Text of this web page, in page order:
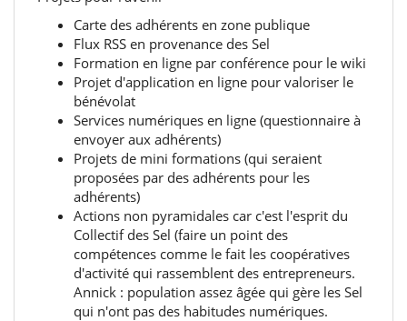
Carte des adhérents en zone publique
Flux RSS en provenance des Sel
Formation en ligne par conférence pour le wiki
Projet d'application en ligne pour valoriser le
bénévolat
Services numériques en ligne (questionnaire à
envoyer aux adhérents)
Projets de mini formations (qui seraient
proposées par des adhérents pour les
adhérents)
Actions non pyramidales car c'est l'esprit du
Collectif des Sel (faire un point des
compétences comme le fait les coopératives
d'activité qui rassemblent des entrepreneurs.
Annick : population assez âgée qui gère les Sel
qui n'ont pas des habitudes numériques.